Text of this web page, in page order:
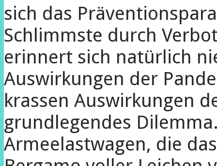
sich das
Schlimmste durch
erinnert sich natürlich
Auswirkungen der
krassen Auswirkungen
grundlegendes
Armeelastwagen, die